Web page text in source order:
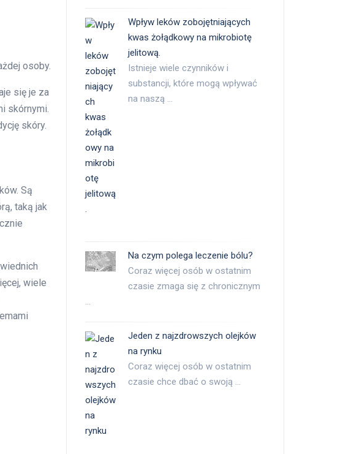
osoby.
się je za
skórnymi.
skóry.
Są
taką jak
wiele
Wpływ leków zobojętniających
kwas żołądkowy na mikrobiotę
jelitową.
Istnieje wiele czynników i
substancji, które mogą wpływać
na naszą …
Na czym polega leczenie bólu?
Coraz więcej osób w ostatnim
czasie zmaga się z chronicznym
…
Jeden z najzdrowszych olejków
na rynku
Coraz więcej osób w ostatnim
czasie chce dbać o swoją …